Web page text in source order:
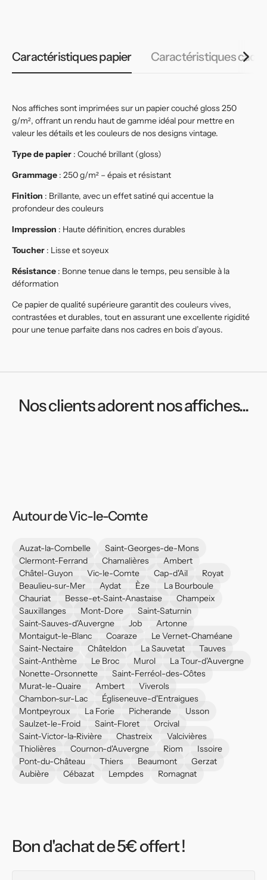
Caractéristiques papier Caractéristiques cadre
Nos affiches sont imprimées sur un papier couché gloss 250
g/m², offrant un rendu haut de gamme idéal pour mettre en
valeur les détails et les couleurs de nos designs vintage.
Type de papier : Couché brillant (gloss)
Grammage : 250 g/m² – épais et résistant
Finition : Brillante, avec un effet satiné qui accentue la
profondeur des couleurs
Impression : Haute définition, encres durables
Toucher : Lisse et soyeux
Résistance : Bonne tenue dans le temps, peu sensible à la
déformation
Ce papier de qualité supérieure garantit des couleurs vives,
contrastées et durables, tout en assurant une excellente rigidité
pour une tenue parfaite dans nos cadres en bois d’ayous.
Nos clients adorent nos affiches...
Autour de Vic-le-Comte
Auzat-la-Combelle
Saint-Georges-de-Mons
Clermont-Ferrand
Chamalières
Ambert
Châtel-Guyon
Vic-le-Comte Cap-d'Ail
Royat
Beaulieu-sur-Mer
Aydat Èze
La Bourboule
Chauriat
Besse-et-Saint-Anastaise
Champeix
Sauxillanges
Mont-Dore
Saint-Saturnin
Saint-Sauves-d'Auvergne
Job
Artonne
Montaigut-le-Blanc
Coaraze
Le Vernet-Chaméane
Saint-Nectaire
Châteldon La Sauvetat
Tauves
Saint-Anthème
Le Broc Murol
La Tour-d'Auvergne
Nonette-Orsonnette
Saint-Ferréol-des-Côtes
Murat-le-Quaire
Ambert
Viverols
Chambon-sur-Lac
Égliseneuve-d'Entraigues
Montpeyroux
La Forie Picherande
Usson
Saulzet-le-Froid
Saint-Floret
Orcival
Saint-Victor-la-Rivière
Chastreix
Valcivières
Thiolières
Cournon-d'Auvergne Riom
Issoire
Pont-du-Château
Thiers Beaumont
Gerzat
Aubière
Cébazat Lempdes Romagnat
Bon d'achat de 5€ offert !